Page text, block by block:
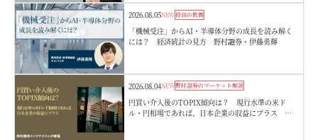
2026.08.05NEW投資の教養
「機械受注」からAI・半導体分野の成長を読み解く
には？ 経済統計の見方 野村證券・伊藤勇輝
2026.08.04NEW野村證券のマーケット解説
円買い介入後のTOPIX傾向は？ 現行水準の米ド
ル・円相場であれば、日本企業の収益にプラス 野